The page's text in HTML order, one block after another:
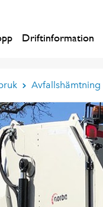
Driftinformation
Avfallshämtning